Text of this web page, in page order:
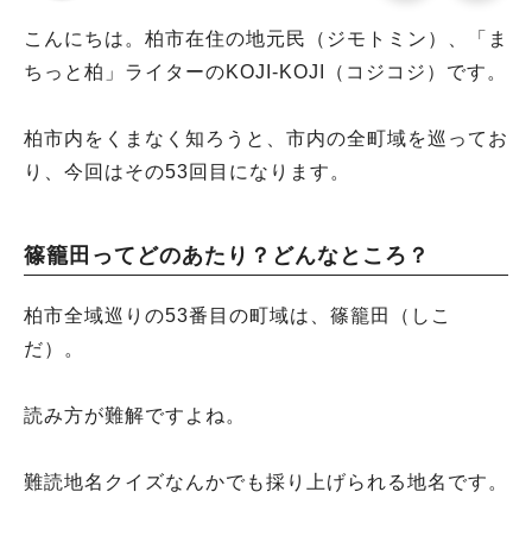
こんにちは。柏市在住の地元民（ジモトミン）、「ま
ちっと柏」ライターのKOJI-KOJI（コジコジ）です。
柏市内をくまなく知ろうと、市内の全町域を巡ってお
り、今回はその53回目になります。
篠籠田ってどのあたり？どんなところ？
柏市全域巡りの53番目の町域は、篠籠田（しこ
だ）。
読み方が難解ですよね。
難読地名クイズなんかでも採り上げられる地名です。